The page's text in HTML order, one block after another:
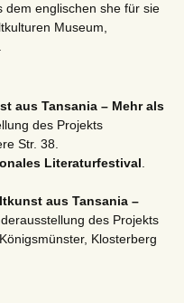
dem englischen she für sie
Museum,
aus Tansania – Mehr als
des Projekts
Str. 38.
Literaturfestival
aus Tansania –
des Projekts
Klosterberg